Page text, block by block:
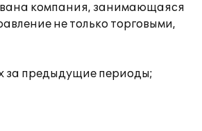
компания, занимающаяся
не только торговыми,
за предыдущие периоды;